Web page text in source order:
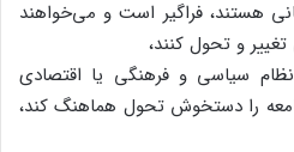
هستند، فراگیر است و می‌خواهند
و تحول کنند،
سیاسی و فرهنگی یا اقتصادی
را دستخوش تحول هماهنگ کند،